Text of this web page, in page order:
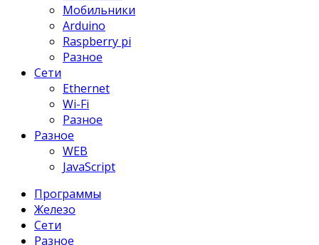
Мобильники
Arduino
Raspberry pi
Разное
Сети
Ethernet
Wi-Fi
Разное
Разное
WEB
JavaScript
Программы
Железо
Сети
Разное